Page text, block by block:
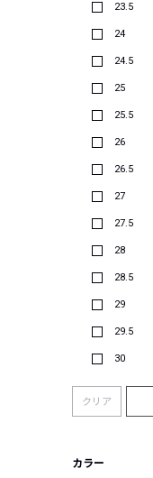
23.5
24
24.5
25
25.5
26
26.5
27
27.5
28
28.5
29
29.5
30
クリア
カラー